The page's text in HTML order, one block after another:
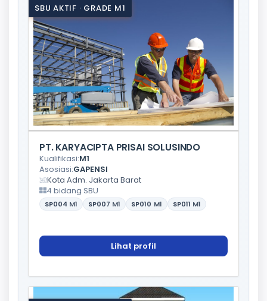
SBU AKTIF · GRADE M1
PT. KARYACIPTA PRISAI SOLUSINDO
Kualifikasi:M1
Asosiasi:GAPENSI
Kota Adm. Jakarta Barat
4 bidang SBU
SP004 M1 SP007 M1 SP010 M1 SP011 M1
Lihat profil